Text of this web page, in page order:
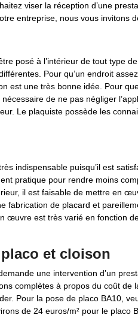
viser la réception d’une
entreprise, nous vous invitons
posé à l’intérieur de tout type
Pour qu’un endroit
est une très bonne idée. Pour
de ne pas négliger
Le plaquiste possède les
indispensable puisqu’il est
pratique pour rendre moins
il est faisable de mettre en
fabrication de placard et
œuvre est très varié en fonction
et cloison
une intervention d’un
complètes à propos du coût de
Pour la pose de placo BA10,
de 24 euros/m² pour le placo